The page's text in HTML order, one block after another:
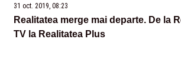
31 oct. 2019, 08:23
Realitatea merge mai departe. De la
TV la Realitatea Plus